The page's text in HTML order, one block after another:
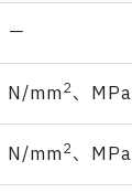
－
N/mm2、MPa
N/mm2、MPa